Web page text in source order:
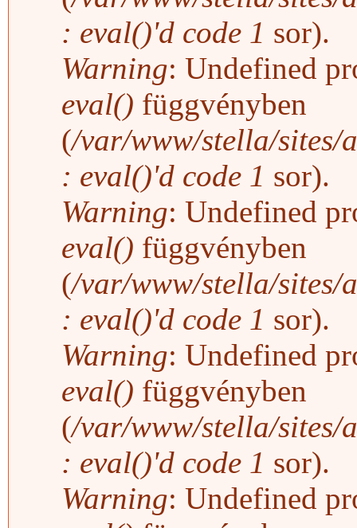
: eval()'d code 1 sor).
Warning: Undefined
eval() függvényben
(/var/www/stella/sites/
: eval()'d code 1 sor).
Warning: Undefined
eval() függvényben
(/var/www/stella/sites/
: eval()'d code 1 sor).
Warning: Undefined
eval() függvényben
(/var/www/stella/sites/
: eval()'d code 1 sor).
Warning: Undefined